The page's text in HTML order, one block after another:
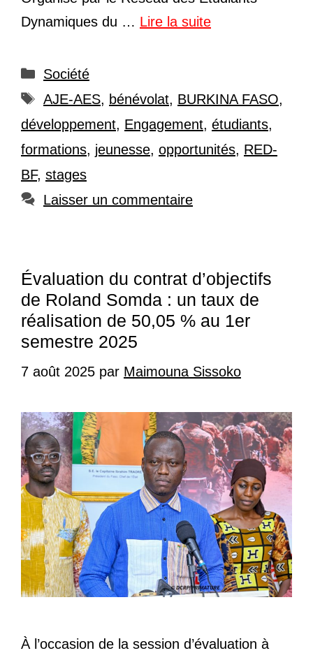
Dynamiques du … Lire la suite
Catégories
Société
Étiquettes
AJE-AES, bénévolat, BURKINA FASO,
développement, Engagement, étudiants,
formations, jeunesse, opportunités, RED-
BF, stages
Laisser un commentaire
Évaluation du contrat d’objectifs
de Roland Somda : un taux de
réalisation de 50,05 % au 1er
semestre 2025
7 août 2025 par Maimouna Sissoko
À l’occasion de la session d’évaluation à